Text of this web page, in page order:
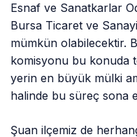
Esnaf ve Sanatkarlar
Bursa Ticaret ve
mümkün olabilecektir.
komisyonu bu konuda
yerin en büyük mülki
halinde bu süreç sona
Şuan ilçemiz de